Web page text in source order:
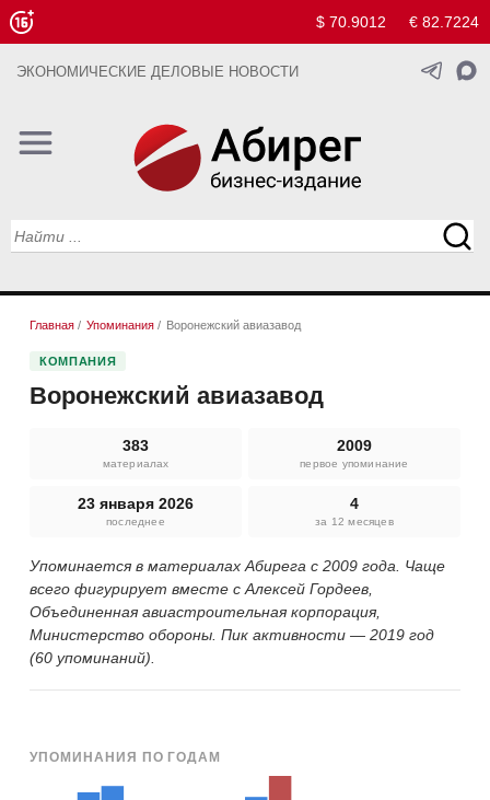
$ 70.9012 € 82.7224
ЭКОНОМИЧЕСКИЕ ДЕЛОВЫЕ НОВОСТИ
Главная / Упоминания / Воронежский авиазавод
КОМПАНИЯ
Воронежский авиазавод
383
материалах
2009
первое упоминание
23 января 2026
последнее
4
за 12 месяцев
Упоминается в материалах Абирега с 2009 года. Чаще
всего фигурирует вместе с Алексей Гордеев,
Объединенная авиастроительная корпорация,
Министерство обороны. Пик активности — 2019 год
(60 упоминаний).
УПОМИНАНИЯ ПО ГОДАМ